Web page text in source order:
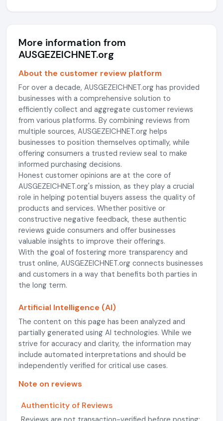
More information from
AUSGEZEICHNET.org
About the customer review platform
For over a decade, AUSGEZEICHNET.org has provided
businesses with a comprehensive solution to
efficiently collect and aggregate customer reviews
from various platforms. By combining reviews from
multiple sources, AUSGEZEICHNET.org helps
businesses to position themselves optimally, while
offering consumers a trusted review seal to make
informed purchasing decisions.
Honest customer opinions are at the core of
AUSGEZEICHNET.org's mission, as they play a crucial
role in helping potential buyers assess the quality of
products and services. Whether positive or
constructive negative feedback, these authentic
reviews guide consumers and offer businesses
valuable insights to improve their offerings.
With the goal of fostering more transparency and
trust online, AUSGEZEICHNET.org connects businesses
and customers in a way that benefits both parties in
the long term.
Artificial Intelligence (AI)
The content on this page has been analyzed and
partially generated using AI technologies. While we
strive for accuracy and clarity, the information may
include automated interpretations and should be
independently verified for critical use cases.
Note on reviews
Authenticity of Reviews